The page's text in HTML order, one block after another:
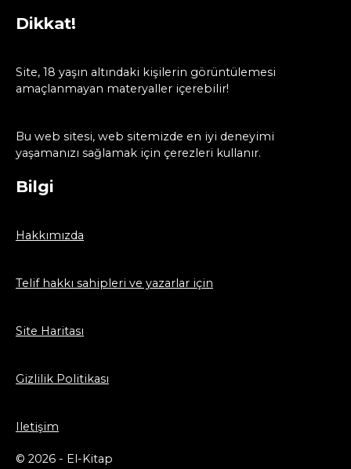
Dikkat!
Site, 18 yaşın altındaki kişilerin görüntülemesi
amaçlanmayan materyaller içerebilir!
Bu web sitesi, web sitemizde en iyi deneyimi
yaşamanızı sağlamak için çerezleri kullanır.
Bilgi
Hakkımızda
Telif hakkı sahipleri ve yazarlar için
Site Haritası
Gizlilik Politikası
Iletişim
© 2026 - El-Kitap